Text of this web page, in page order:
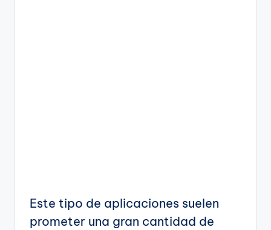
Este tipo de aplicaciones suelen
prometer una gran cantidad de